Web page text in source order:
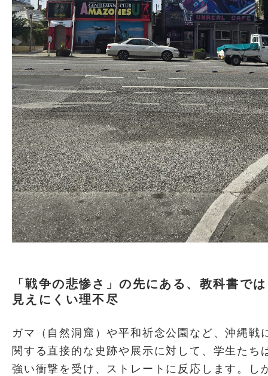
「戦争の悲惨さ」の先にある、教科書では
見えにくい理不尽
ガマ（自然洞窟）や平和祈念公園など、沖縄戦
関する直接的な史跡や展示に対して、学生たち
強い衝撃を受け、ストレートに反応します。し